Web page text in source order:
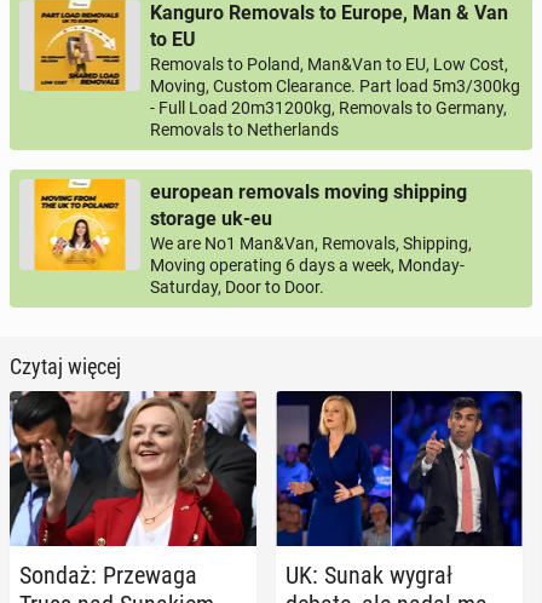
Kanguro Removals to Europe, Man & Van
to EU
Removals to Poland, Man&Van to EU, Low Cost,
Moving, Custom Clearance. Part load 5m3/300kg
- Full Load 20m31200kg, Removals to Germany,
Removals to Netherlands
european removals moving shipping
storage uk-eu
We are No1 Man&Van, Removals, Shipping,
Moving operating 6 days a week, Monday-
Saturday, Door to Door.
Czytaj więcej
Sondaż: Prze­wa­ga
UK: Sunak wygrał